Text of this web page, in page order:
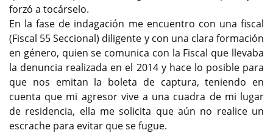
forzó a tocárselo.
En la fase de indagación me encuentro con una fiscal
(Fiscal 55 Seccional) diligente y con una clara formación
en género, quien se comunica con la Fiscal que llevaba
la denuncia realizada en el 2014 y hace lo posible para
que nos emitan la boleta de captura, teniendo en
cuenta que mi agresor vive a una cuadra de mi lugar
de residencia, ella me solicita que aún no realice un
escrache para evitar que se fugue.